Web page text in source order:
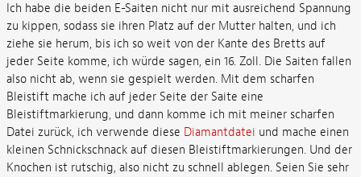
Ich habe die beiden E-Saiten nicht nur mit ausreichend Spannung
zu kippen, sodass sie ihren Platz auf der Mutter halten, und ich
ziehe sie herum, bis ich so weit von der Kante des Bretts auf
jeder Seite komme, ich würde sagen, ein 16. Zoll. Die Saiten fallen
also nicht ab, wenn sie gespielt werden. Mit dem scharfen
Bleistift mache ich auf jeder Seite der Saite eine
Bleistiftmarkierung, und dann komme ich mit meiner scharfen
Datei zurück, ich verwende diese Diamantdatei und mache einen
kleinen Schnickschnack auf diesen Bleistiftmarkierungen. Und der
Knochen ist rutschig, also nicht zu schnell ablegen. Seien Sie sehr